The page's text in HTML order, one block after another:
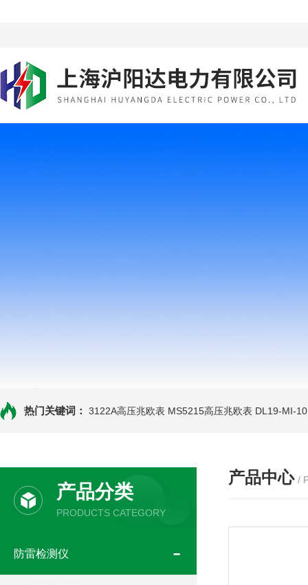
热门关键词： 3122A高压兆欧表 MS5215高压兆欧表 DL19-MI-
产品分类
PRODUCTS CATEGORY
防雷检测仪
产品中心 /